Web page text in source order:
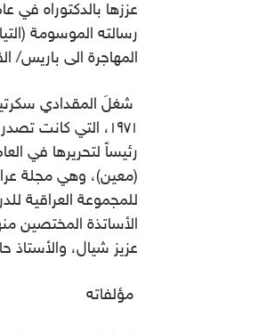
رسالته الموسومة
المهاجرة الى باريس/
شغلَ المقدادي
١٩٧١، التي كانت
(معين)، وهي مجلة
للمجموعة العراقية
الأساتذة المختصين
عزيز شيال، والأستاذ
مؤلفاته